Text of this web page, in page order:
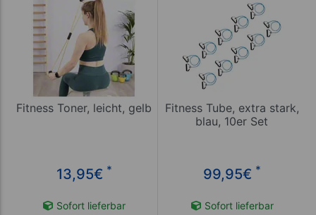
Fitness Toner, leicht, gelb
13,95€ *
Sofort lieferbar
Fitness Tube, extra stark,
blau, 10er Set
99,95€ *
Sofort lieferbar